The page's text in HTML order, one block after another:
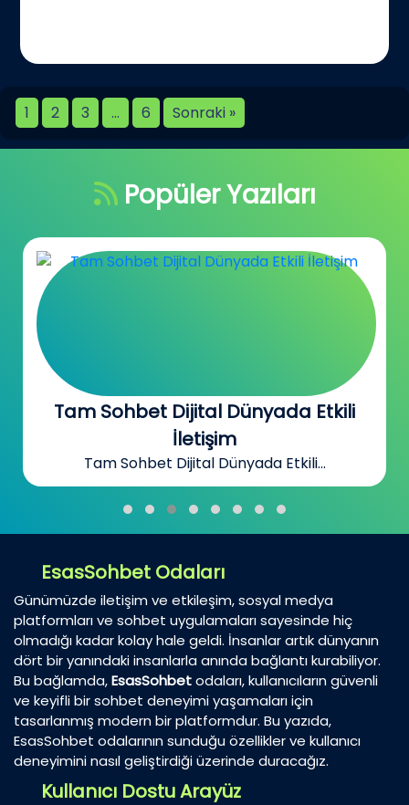
1 2 3 … 6 Sonraki »
Popüler Yazıları
Tam Sohbet Dijital Dünyada Etkili
İletişim
Tam Sohbet Dijital Dünyada Etkili...
EsasSohbet Odaları
Günümüzde iletişim ve etkileşim, sosyal medya
platformları ve sohbet uygulamaları sayesinde hiç
olmadığı kadar kolay hale geldi. İnsanlar artık dünyanın
dört bir yanındaki insanlarla anında bağlantı kurabiliyor.
Bu bağlamda,EsasSohbetodaları, kullanıcıların güvenli
ve keyifli bir sohbet deneyimi yaşamaları için
tasarlanmış modern bir platformdur. Bu yazıda,
EsasSohbet odalarının sunduğu özellikler ve kullanıcı
deneyimini nasıl geliştirdiği üzerinde duracağız.
Kullanıcı Dostu Arayüz